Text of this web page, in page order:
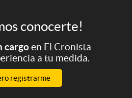
conocerte!
cargoen El Cronista
a tu medida.
registrarme